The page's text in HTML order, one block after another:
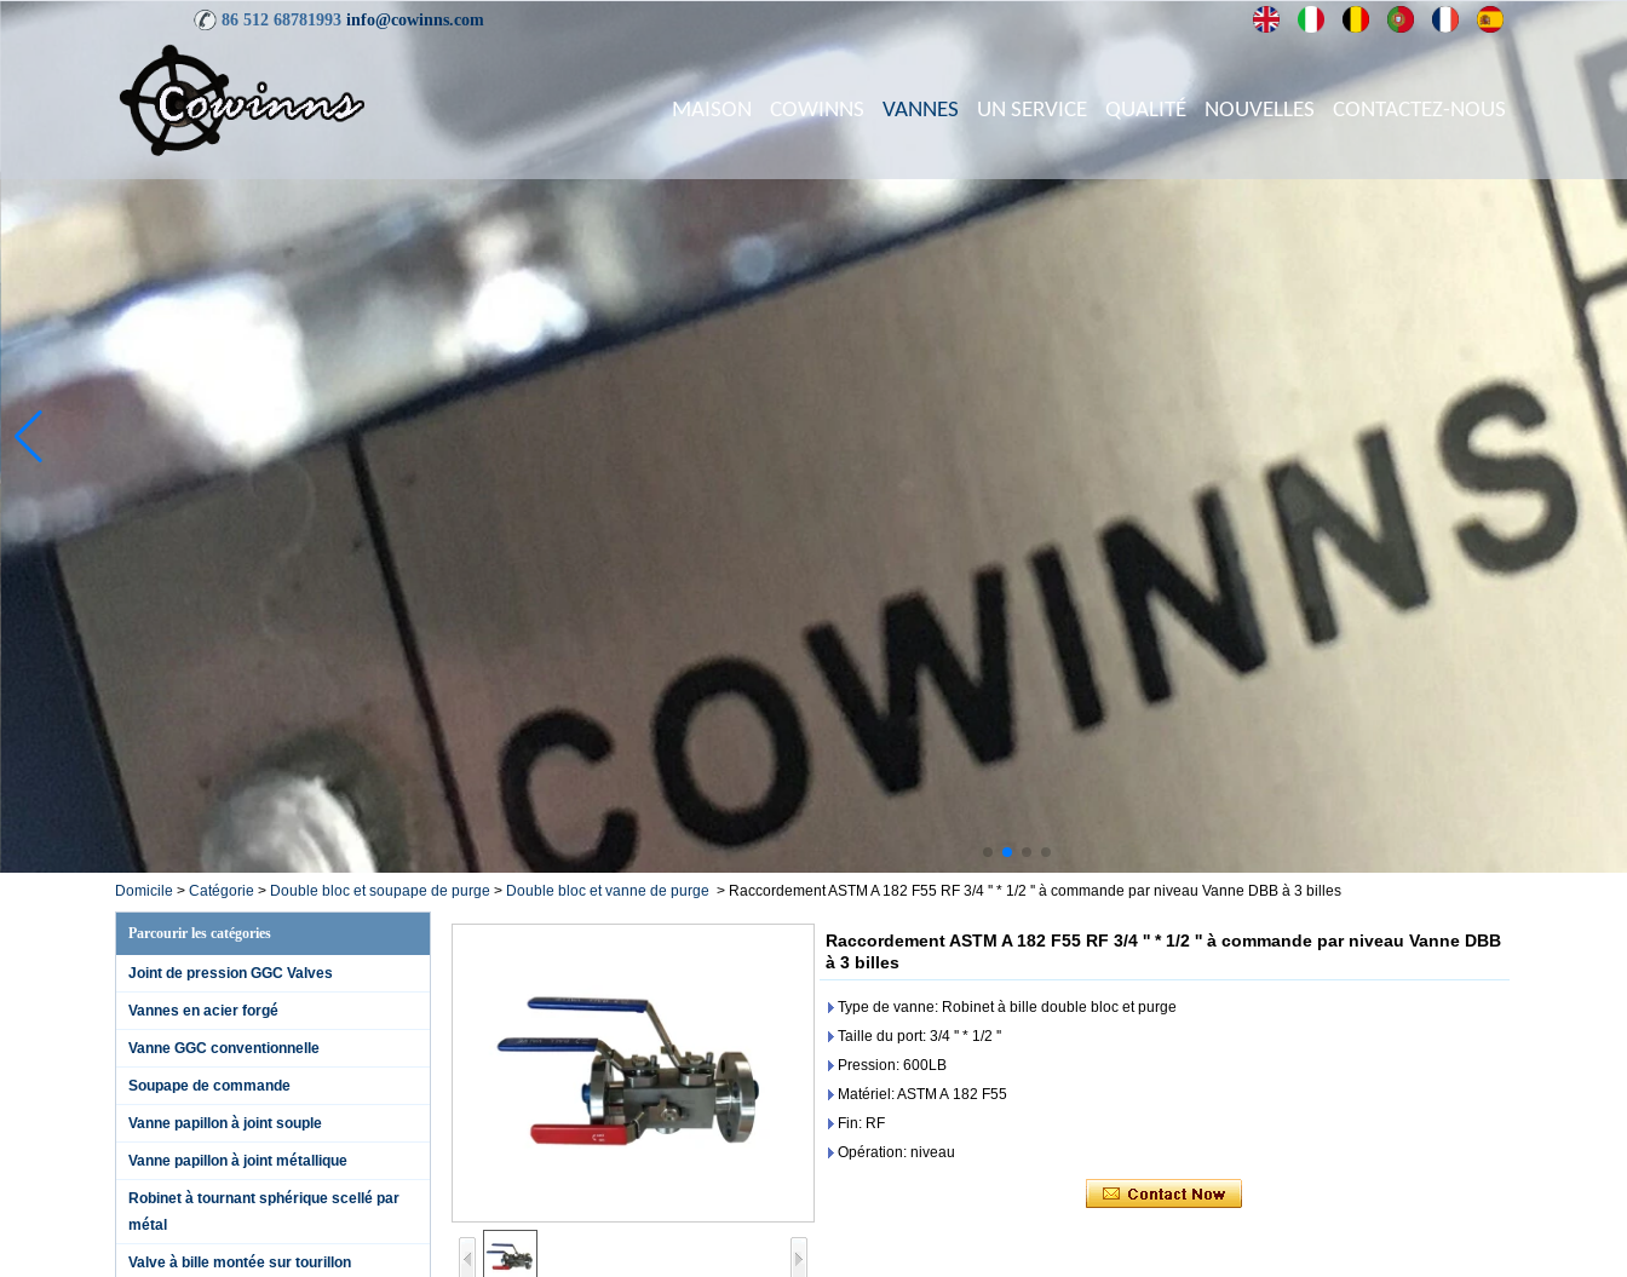
86 512 68781993 info@cowinns.com
MAISON COWINNS VANNES UN SERVICE QUALITÉ NOUVELLES CONTACTEZ-NOUS
Domicile > Catégorie > Double bloc et soupape de purge > Double bloc et vanne de purge > Raccordement ASTM A 182 F55 RF 3/4 '' * 1/2 '' à commande par niveau Vanne DBB à 3 billes
Parcourir les catégories
Joint de pression GGC Valves
Vannes en acier forgé
Vanne GGC conventionnelle
Soupape de commande
Vanne papillon à joint souple
Vanne papillon à joint métallique
Robinet à tournant sphérique scellé par
métal
Valve à bille montée sur tourillon
Raccordement ASTM A 182 F55 RF 3/4 '' * 1/2 '' à commande par niveau Vanne DBB
à 3 billes
Type de vanne: Robinet à bille double bloc et purge
Taille du port: 3/4 '' * 1/2 ''
Pression: 600LB
Matériel: ASTM A 182 F55
Fin: RF
Opération: niveau